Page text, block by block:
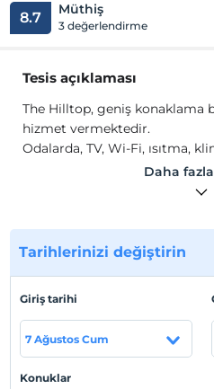
8.7 Müthiş
3 değerlendirme
Tesis açıklaması
The Hilltop, geniş konaklama
hizmet vermektedir.
Odalarda, TV, Wi-Fi, ısıtma,
ısıtıcısı, sineklik teli,
Pütürge'de
Daha
Tarihlerinizi değiştirin
Giriş tarihi
7 Ağustos Cum
Konuklar